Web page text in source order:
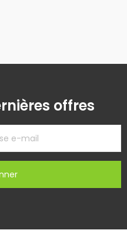
offres